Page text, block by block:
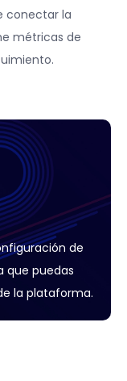
conectar la
métricas de
de
que puedas
la plataforma.